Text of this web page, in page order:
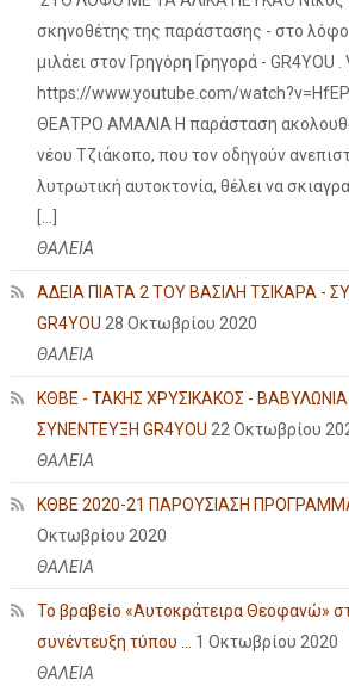
σκηνοθέτης της παράστασης - στο
μιλάει στον Γρηγόρη Γρηγορά - GR4YOU
https://www.youtube.com/
ΘΕΑΤΡΟ ΑΜΑΛΙΑ Η παράσταση
νέου Τζιάκοπο, που τον οδηγούν
λυτρωτική αυτοκτονία, θέλει να
ΘΑΛΕΙΑ
ΑΔΕΙΑ ΠΙΑΤΑ 2 ΤΟΥ ΒΑΣΙΛΗ ΤΣΙΚΑΡΑ -
GR4YOU 28 Οκτωβρίου 2020
ΘΑΛΕΙΑ
ΚΘΒΕ - ΤΑΚΗΣ ΧΡΥΣΙΚΑΚΟΣ -
ΣΥΝΕΝΤΕΥΞΗ GR4YOU 22 Οκτωβρίου
ΘΑΛΕΙΑ
ΚΘΒΕ 2020-21 ΠΑΡΟΥΣΙΑΣΗ
Οκτωβρίου 2020
ΘΑΛΕΙΑ
Το βραβείο «Αυτοκράτειρα Θεοφανώ»
συνέντευξη τύπου ...
1 Οκτωβρίου 2020
ΘΑΛΕΙΑ